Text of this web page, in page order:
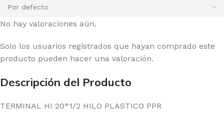
No hay valoraciones aún.
Solo los usuarios registrados que hayan comprado este
producto pueden hacer una valoración.
Descripción del Producto
TERMINAL HI 20*1/2 HILO PLASTICO PPR